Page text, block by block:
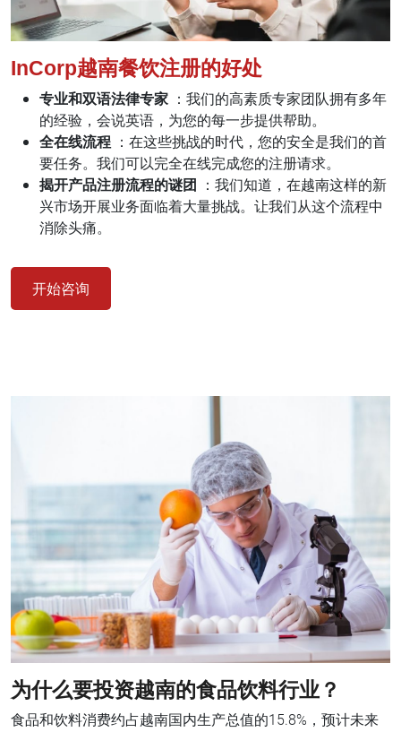
InCorp越南餐饮注册的好处
专业和双语法律专家 ：我们的高素质专家团队拥有多年
的经验，会说英语，为您的每一步提供帮助。
全在线流程 ：在这些挑战的时代，您的安全是我们的首
要任务。我们可以完全在线完成您的注册请求。
揭开产品注册流程的谜团 ：我们知道，在越南这样的新
兴市场开展业务面临着大量挑战。让我们从这个流程中
消除头痛。
开始咨询
为什么要投资越南的食品饮料行业？
食品和饮料消费约占越南国内生产总值的15.8%，预计未来